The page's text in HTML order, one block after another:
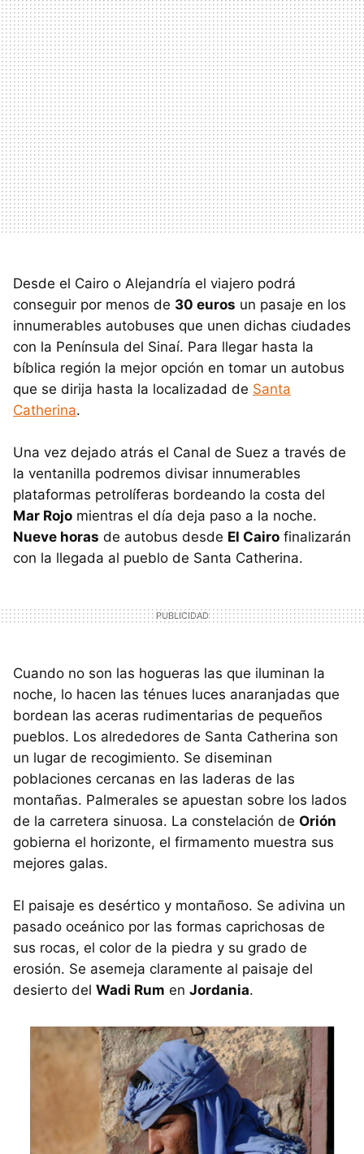
Desde el Cairo o Alejandría el viajero podrá
conseguir por menos de 30 euros un pasaje en los
innumerables autobuses que unen dichas ciudades
con la Península del Sinaí. Para llegar hasta la
bíblica región la mejor opción en tomar un autobus
que se dirija hasta la localizadad de Santa
Catherina.
Una vez dejado atrás el Canal de Suez a través de
la ventanilla podremos divisar innumerables
plataformas petrolíferas bordeando la costa del
Mar Rojo mientras el día deja paso a la noche.
Nueve horas de autobus desde El Cairo finalizarán
con la llegada al pueblo de Santa Catherina.
Cuando no son las hogueras las que iluminan la
noche, lo hacen las ténues luces anaranjadas que
bordean las aceras rudimentarias de pequeños
pueblos. Los alrededores de Santa Catherina son
un lugar de recogimiento. Se diseminan
poblaciones cercanas en las laderas de las
montañas. Palmerales se apuestan sobre los lados
de la carretera sinuosa. La constelación de Orión
gobierna el horizonte, el firmamento muestra sus
mejores galas.
El paisaje es desértico y montañoso. Se adivina un
pasado oceánico por las formas caprichosas de
sus rocas, el color de la piedra y su grado de
erosión. Se asemeja claramente al paisaje del
desierto del Wadi Rum en Jordania.